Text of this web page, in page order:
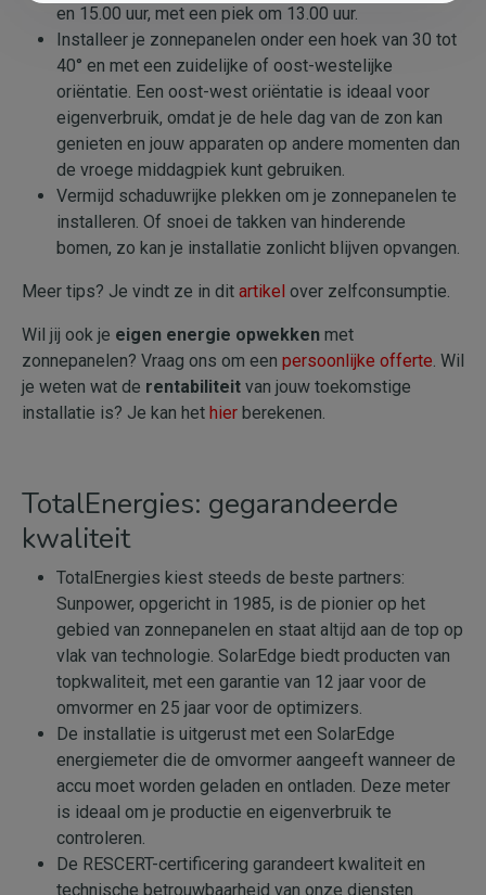
en 15.00 uur, met een piek om 13.00 uur.
Installeer je zonnepanelen onder een hoek van 30 tot
40° en met een zuidelijke of oost-westelijke
oriëntatie. Een oost-west oriëntatie is ideaal voor
eigenverbruik, omdat je de hele dag van de zon kan
genieten en jouw apparaten op andere momenten dan
de vroege middagpiek kunt gebruiken.
Vermijd schaduwrijke plekken om je zonnepanelen te
installeren. Of snoei de takken van hinderende
bomen, zo kan je installatie zonlicht blijven opvangen.
Meer tips? Je vindt ze in dit artikel over zelfconsumptie.
Wil jij ook je eigen energie opwekken met
zonnepanelen? Vraag ons om een persoonlijke offerte. Wil
je weten wat de rentabiliteit van jouw toekomstige
installatie is? Je kan het hier berekenen.
TotalEnergies: gegarandeerde
kwaliteit
TotalEnergies kiest steeds de beste partners:
Sunpower, opgericht in 1985, is de pionier op het
gebied van zonnepanelen en staat altijd aan de top op
vlak van technologie. SolarEdge biedt producten van
topkwaliteit, met een garantie van 12 jaar voor de
omvormer en 25 jaar voor de optimizers.
De installatie is uitgerust met een SolarEdge
energiemeter die de omvormer aangeeft wanneer de
accu moet worden geladen en ontladen. Deze meter
is ideaal om je productie en eigenverbruik te
controleren.
De RESCERT-certificering garandeert kwaliteit en
technische betrouwbaarheid van onze diensten.